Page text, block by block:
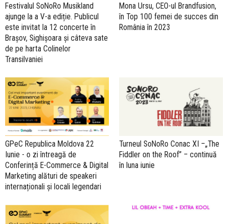
Festivalul SoNoRo Musikland
ajunge la a V-a ediție. Publicul
este invitat la 12 concerte în
Brașov, Sighișoara și câteva sate
de pe harta Colinelor
Transilvaniei
Mona Ursu, CEO-ul Brandfusion,
în Top 100 femei de succes din
România în 2023
GPeC Republica Moldova 22
Iunie - o zi întreagă de
Conferință E-Commerce & Digital
Marketing alături de speakeri
internaționali și locali legendari
Turneul SoNoRo Conac XI –„The
Fiddler on the Roof” – continuă
în luna iunie